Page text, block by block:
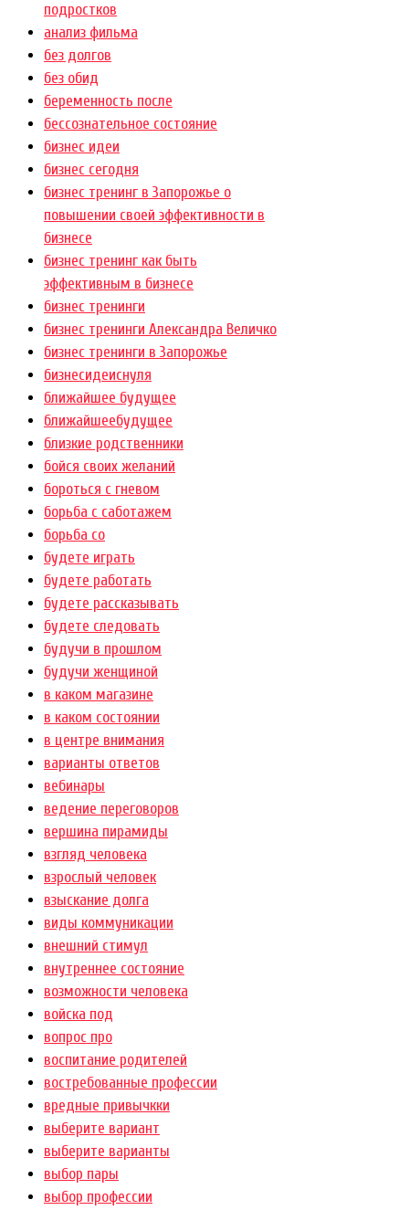
подростков
анализ фильма
без долгов
без обид
беременность после
бессознательное состояние
бизнес идеи
бизнес сегодня
бизнес тренинг в Запорожье о
повышении своей эффективности в
бизнесе
бизнес тренинг как быть
эффективным в бизнесе
бизнес тренинги
бизнес тренинги Александра Величко
бизнес тренинги в Запорожье
бизнесидеиснуля
ближайшее будущее
ближайшеебудущее
близкие родственники
бойся своих желаний
бороться с гневом
борьба с саботажем
борьба со
будете играть
будете работать
будете рассказывать
будете следовать
будучи в прошлом
будучи женщиной
в каком магазине
в каком состоянии
в центре внимания
варианты ответов
вебинары
ведение переговоров
вершина пирамиды
взгляд человека
взрослый человек
взыскание долга
виды коммуникации
внешний стимул
внутреннее состояние
возможности человека
войска под
вопрос про
воспитание родителей
востребованные профессии
вредные привычкки
выберите вариант
выберите варианты
выбор пары
выбор профессии